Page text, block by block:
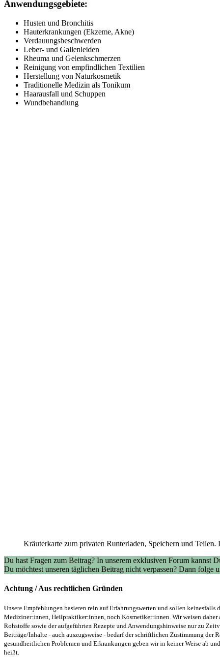
Anwendungsgebiete:
Husten und Bronchitis
Hauterkrankungen (Ekzeme, Akne)
Verdauungsbeschwerden
Leber- und Gallenleiden
Rheuma und Gelenkschmerzen
Reinigung von empfindlichen Textilien
Herstellung von Naturkosmetik
Traditionelle Medizin als Tonikum
Haarausfall und Schuppen
Wundbehandlung
Kräuterkarte zum privaten Runterladen, Speichern und
Du hast Fragen zum Beitrag? In unserem exklusiven Forum kannst
Du möchtest unseren täglichen Beitrag nicht verpassen? Dann folge
Achtung / Aus rechtlichen Gründen
Unsere Empfehlungen basieren rein auf Erfahrungswerten und sollen
Mediziner:innen, Heilpraktiker:innen, noch Kosmetiker:innen. Wir weisen daher
Rohstoffe sowie der aufgeführten Rezepte und Anwendungshinweise nur zu
Beiträge/Inhalte - auch auszugsweise - bedarf der schriftlichen Zustimmung
gesundheitlichen Problemen und Erkrankungen geben wir in keiner Weise ab
heißt.